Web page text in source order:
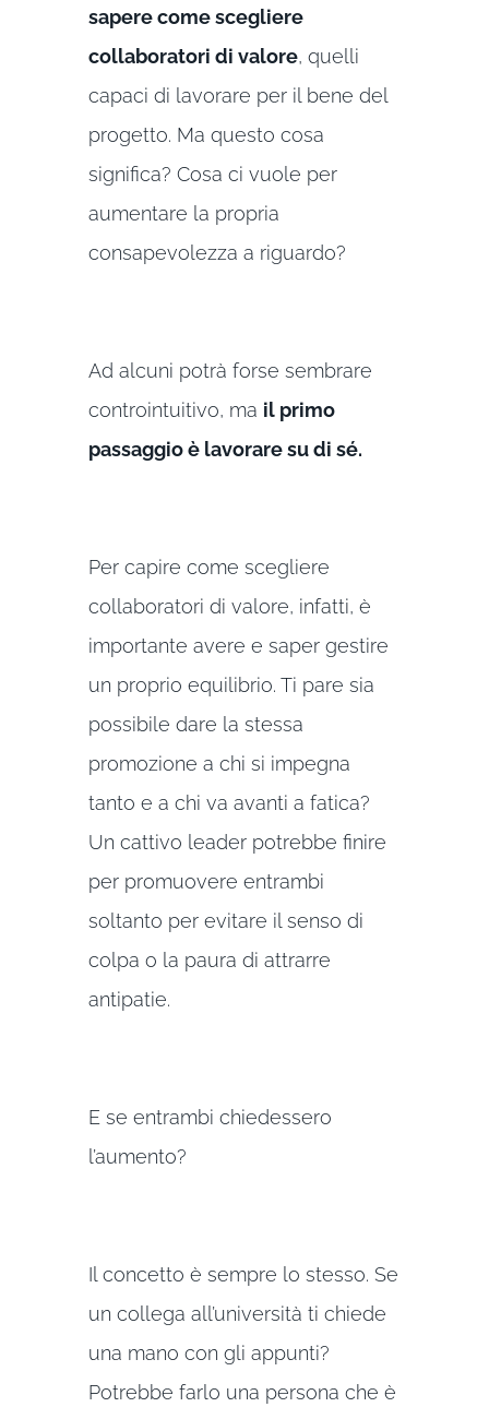
sapere come scegliere
collaboratori di valore, quelli
capaci di lavorare per il bene del
progetto. Ma questo cosa
significa? Cosa ci vuole per
aumentare la propria
consapevolezza a riguardo?
Ad alcuni potrà forse sembrare
controintuitivo, ma il primo
passaggio è lavorare su di sé.
Per capire come scegliere
collaboratori di valore, infatti, è
importante avere e saper gestire
un proprio equilibrio. Ti pare sia
possibile dare la stessa
promozione a chi si impegna
tanto e a chi va avanti a fatica?
Un cattivo leader potrebbe finire
per promuovere entrambi
soltanto per evitare il senso di
colpa o la paura di attrarre
antipatie.
E se entrambi chiedessero
l’aumento?
Il concetto è sempre lo stesso. Se
un collega all’università ti chiede
una mano con gli appunti?
Potrebbe farlo una persona che è